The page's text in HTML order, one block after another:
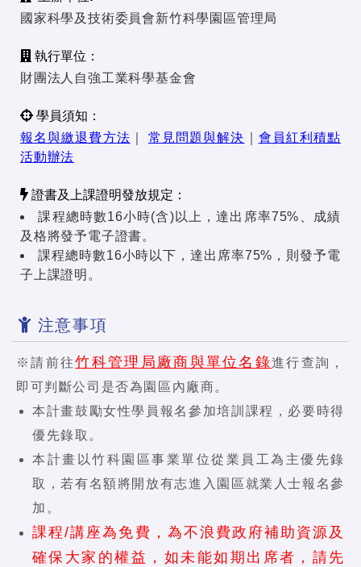
國家科學及技術委員會新竹科學園區管理局
執行單位：
財團法人自強工業科學基金會
學員須知：
報名與繳退費方法
常見問題與解決
會員紅利積點
活動辦法
證書及上課證明發放規定：
課程總時數16小時(含)以上，達出席率75%、成績
及格將發予電子證書。
課程總時數16小時以下，達出席率75%，則發予電
子上課證明。
注意事項
※請前往竹科管理局廠商與單位名錄進行查詢，
即可判斷公司是否為園區內廠商。
本計畫鼓勵女性學員報名參加培訓課程，必要時得
優先錄取。
本計畫以竹科園區事業單位從業員工為主優先錄
取，若有名額將開放有志進入園區就業人士報名參
加。
課程/講座為免費，為不浪費政府補助資源及
確保大家的權益，如未能如期出席者，請先